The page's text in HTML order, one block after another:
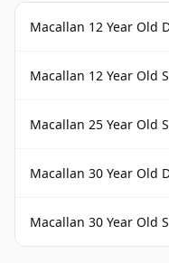
Macallan 12 Year Old
Macallan 12 Year Old
Macallan 25 Year Old
Macallan 30 Year Old
Macallan 30 Year Old